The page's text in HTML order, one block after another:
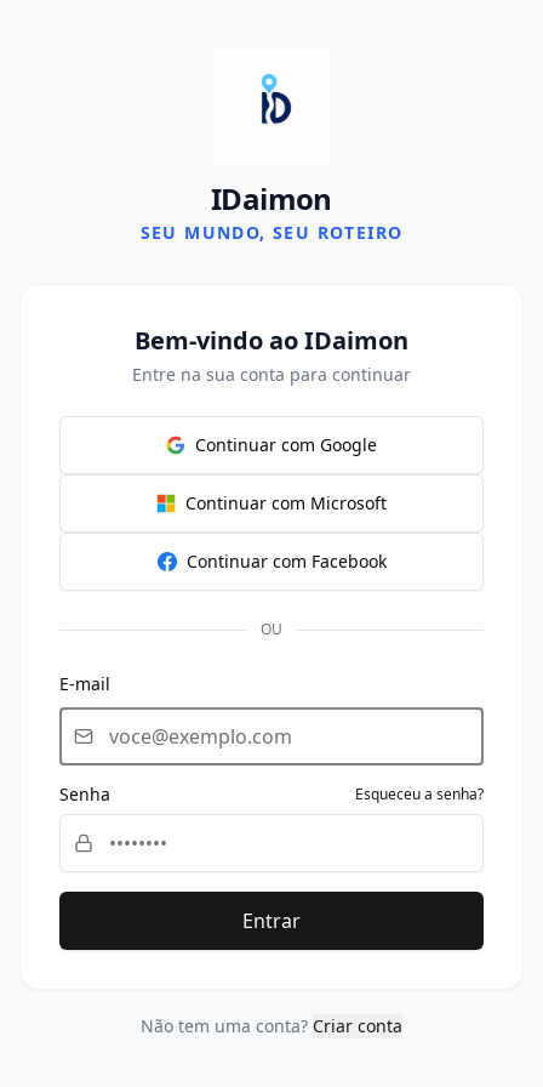
IDaimon
SEU MUNDO, SEU ROTEIRO
Bem-vindo ao IDaimon
Entre na sua conta para continuar
Continuar com Google
Continuar com Microsoft
Continuar com Facebook
OU
E-mail
Senha Esqueceu a senha?
Entrar
Não tem uma conta? Criar conta